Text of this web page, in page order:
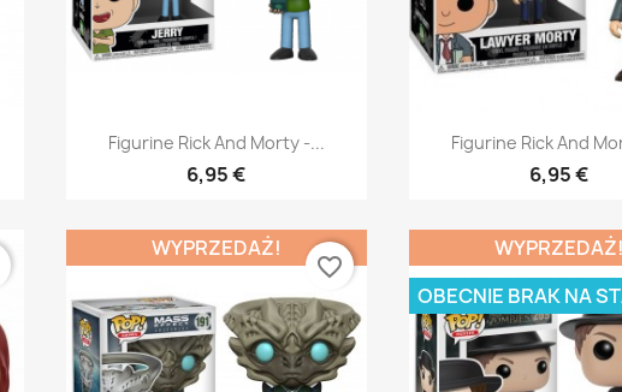
Szybki podgląd
Figurine Rick And Morty -...
6,95 €
Szybki
Figurine Rick And
6,95 €
WYPRZEDAŻ!
favorite_border
WYPRZEDAŻ!
OBECNIE BRAK NA